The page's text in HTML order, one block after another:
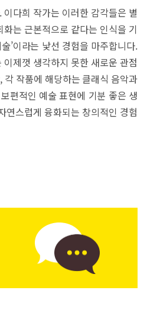
이다희 작가는 이러한 감각들은 별
는 근본적으로 같다는 인식을 기
’이라는 낯선 경험을 마주합니다.
제껏 생각하지 못한 새로운 관점
작품에 해당하는 클래식 음악과
편적인 예술 표현에 기분 좋은 생
연스럽게 융화되는 창의적인 경험